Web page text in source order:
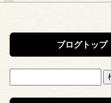
ブログトップ